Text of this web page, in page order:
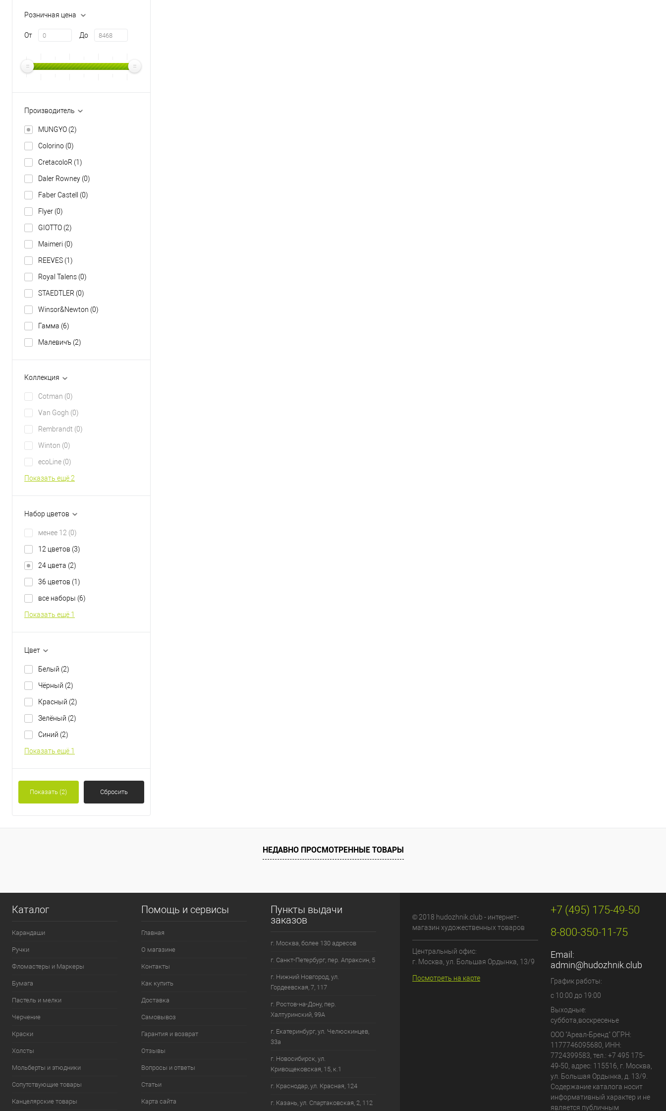
Розничная цена
От До
Производитель
MUNGYO (2)
Colorino (0)
CretacoloR (1)
Daler Rowney (0)
Faber Castell (0)
Flyer (0)
GIOTTO (2)
Maimeri (0)
REEVES (1)
Royal Talens (0)
STAEDTLER (0)
Winsor&Newton (0)
Гамма (6)
Малевичъ (2)
Коллекция
Cotman (0)
Van Gogh (0)
Rembrandt (0)
Winton (0)
ecoLine (0)
Показать ещё 2
Набор цветов
менее 12 (0)
12 цветов (3)
24 цвета (2)
36 цветов (1)
все наборы (6)
Показать ещё 1
Цвет
Белый (2)
Чёрный (2)
Красный (2)
Зелёный (2)
Синий (2)
Показать ещё 1
Показать (2) Сбросить
НЕДАВНО ПРОСМОТРЕННЫЕ ТОВАРЫ
Каталог
Карандаши
Ручки
Фломастеры и Маркеры
Бумага
Пастель и мелки
Черчение
Краски
Холсты
Мольберты и этюдники
Сопутствующие товары
Канцелярские товары
Помощь и сервисы
Главная
О магазине
Контакты
Как купить
Доставка
Самовывоз
Гарантия и возврат
Отзывы
Вопросы и ответы
Статьи
Карта сайта
Пункты выдачи
заказов
г. Москва, более 130 адресов
г. Санкт-Петербург, пер. Апраксин, 5
г. Нижний Новгород, ул.
Гордеевская, 7, 117
г. Ростов-на-Дону, пер.
Халтуринский, 99А
г. Екатеринбург, ул. Челюскинцев,
33а
г. Новосибирск, ул.
Кривощековская, 15, к.1
г. Краснодар, ул. Красная, 124
г. Казань, ул. Спартаковская, 2, 112
© 2018 hudozhnik.club - интернет-
магазин художественных товаров
Центральный офис:
г. Москва, ул. Большая Ордынка, 13/9
Посмотреть на карте
+7 (495) 175-49-50
8-800-350-11-75
Email:
admin@hudozhnik.club
График работы:
с 10:00 до 19:00
Выходные:
суббота,воскресенье
ООО "Ареал-Бренд" ОГРН:
1177746095680, ИНН:
7724399583, тел.: +7 495 175-
49-50, адрес: 115516, г. Москва,
ул. Большая Ордынка, д. 13/9.
Содержание каталога носит
информативный характер и не
является публичным